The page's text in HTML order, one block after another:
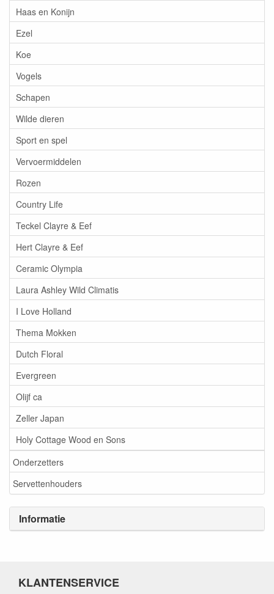
Haas en Konijn
Ezel
Koe
Vogels
Schapen
Wilde dieren
Sport en spel
Vervoermiddelen
Rozen
Country Life
Teckel Clayre & Eef
Hert Clayre & Eef
Ceramic Olympia
Laura Ashley Wild Climatis
I Love Holland
Thema Mokken
Dutch Floral
Evergreen
Olijf ca
Zeller Japan
Holy Cottage Wood en Sons
Onderzetters
Servettenhouders
Informatie
KLANTENSERVICE